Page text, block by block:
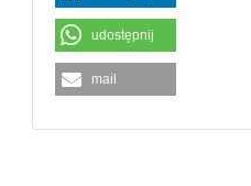
udostępnij
mail